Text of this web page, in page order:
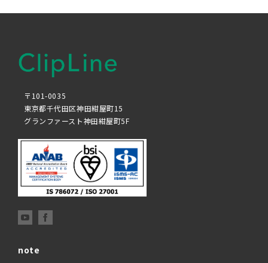
〒101-0035
東京都千代田区神田紺屋町15
グランファースト神田紺屋町5F
note